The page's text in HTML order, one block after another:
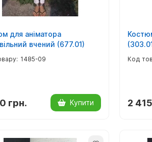
для аніматора
вчений (677.01)
1485-09
грн. Купити 2